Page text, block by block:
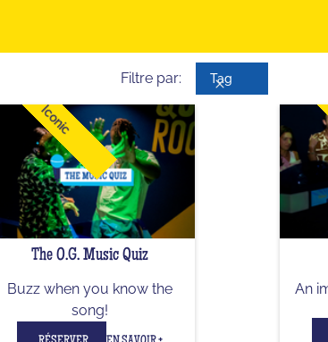
Filtre par: Tag
Iconic
The O.G. Music Quiz
Buzz when you know the
song!
An